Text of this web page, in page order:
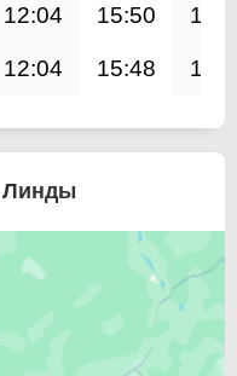
12:04 15:50
12:04 15:48
Линды